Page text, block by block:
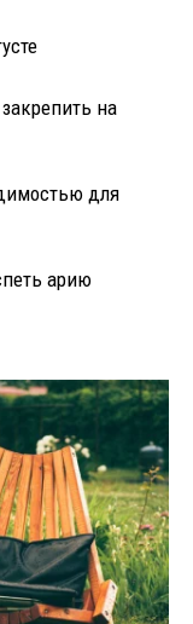
на
для
арию